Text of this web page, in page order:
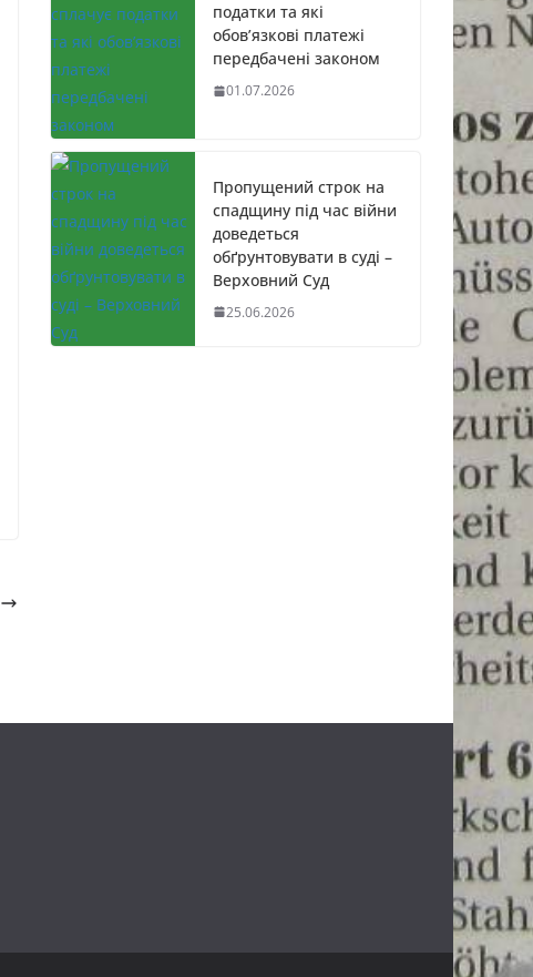
податки та які
обов’язкові платежі
передбачені законом
01.07.2026
Пропущений строк на
спадщину під час війни
доведеться
обґрунтовувати в суді –
Верховний Суд
25.06.2026